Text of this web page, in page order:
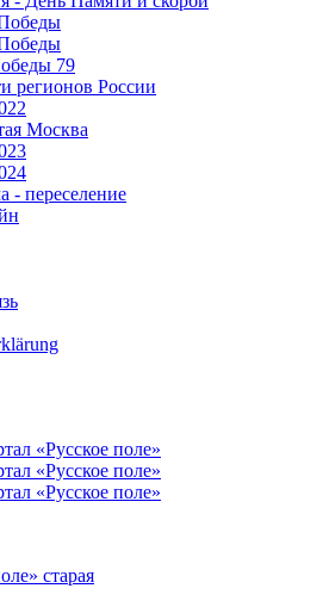
79
регионов России
Москва
- переселение